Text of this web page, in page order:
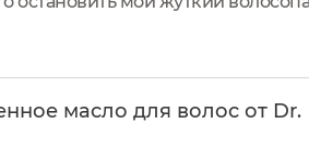
масло для волос от Dr.